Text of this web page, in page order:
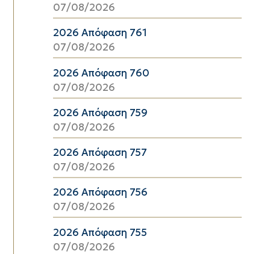
07/08/2026
2026 Απόφαση 761
07/08/2026
2026 Απόφαση 760
07/08/2026
2026 Απόφαση 759
07/08/2026
2026 Απόφαση 757
07/08/2026
2026 Απόφαση 756
07/08/2026
2026 Απόφαση 755
07/08/2026